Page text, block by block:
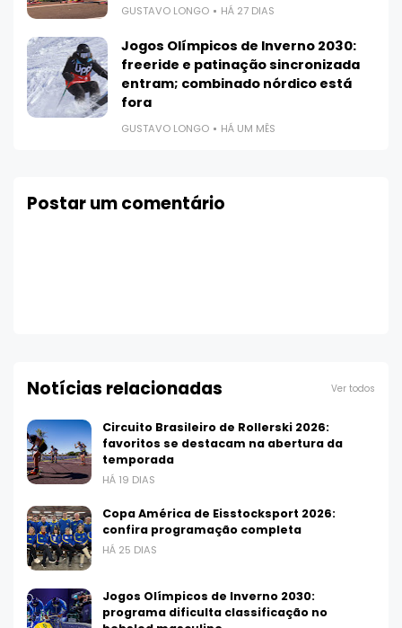
GUSTAVO LONGO HÁ 27 DIAS
Jogos Olímpicos de Inverno 2030:
freeride e patinação sincronizada
entram; combinado nórdico está
fora
GUSTAVO LONGO HÁ UM MÊS
Postar um comentário
Notícias relacionadas Ver todos
Circuito Brasileiro de Rollerski 2026:
favoritos se destacam na abertura da
temporada
HÁ 19 DIAS
Copa América de Eisstocksport 2026:
confira programação completa
HÁ 25 DIAS
Jogos Olímpicos de Inverno 2030:
programa dificulta classificação no